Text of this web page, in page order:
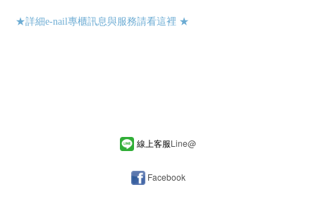
★詳細e-nail專櫃訊息與服務請看這裡 ★
線上客服Line@
Facebook